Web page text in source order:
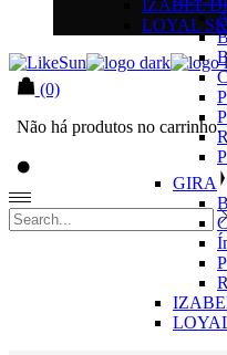
IZABEL
LOYAL
(0)
Não há produtos no carrinho.
GIRA